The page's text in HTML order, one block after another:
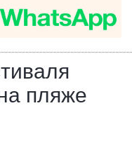
пляже